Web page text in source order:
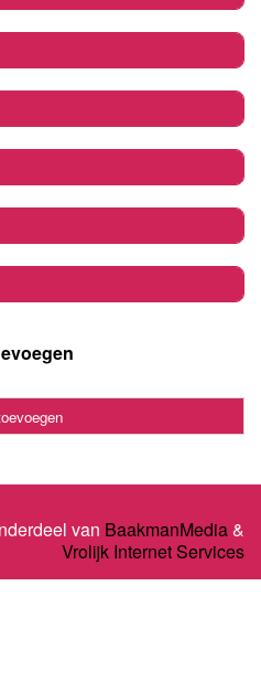
van BaakmanMedia&
Vrolijk Internet Services